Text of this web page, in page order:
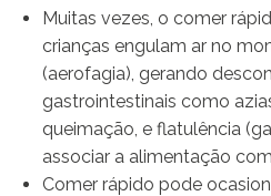
Muitas vezes, o comer
crianças engulam ar no
(aerofagia), gerando
gastrointestinais como
queimação, e flatulência
associar a alimentação
Comer rápido pode